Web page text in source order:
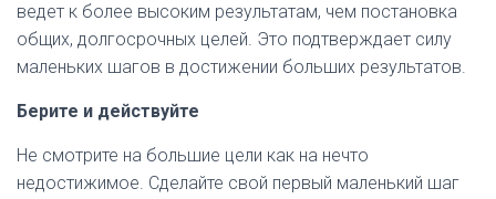
ведет к более высоким результатам, чем постановка
общих, долгосрочных целей. Это подтверждает силу
маленьких шагов в достижении больших результатов.
Берите и действуйте
Не смотрите на большие цели как на нечто
недостижимое. Сделайте свой первый маленький шаг